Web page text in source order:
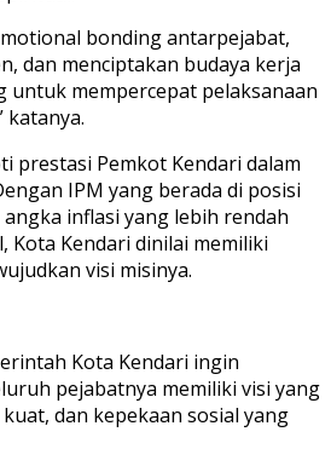
bonding antarpejabat,
dan menciptakan budaya kerja
untuk mempercepat pelaksanaan
katanya.
prestasi Pemkot Kendari dalam
IPM yang berada di posisi
inflasi yang lebih rendah
Kota Kendari dinilai memiliki
visi misinya.
Kota Kendari ingin
pejabatnya memiliki visi yang
dan kepekaan sosial yang